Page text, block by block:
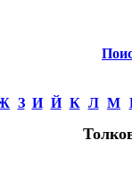
З И Й К Л М